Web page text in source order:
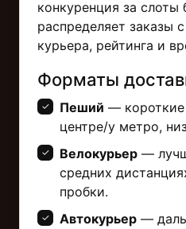
конкуренция за
распределяет заказы
курьера, рейтинга и
Форматы
Пеший —
центре/у метро,
Велокурьер —
средних
пробки.
Автокурьер —